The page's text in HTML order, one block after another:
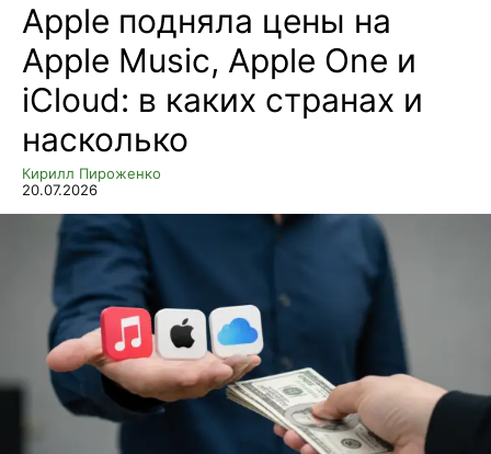
Apple подняла цены на
Apple Music, Apple One и
iCloud: в каких странах и
насколько
Кирилл Пироженко
20.07.2026